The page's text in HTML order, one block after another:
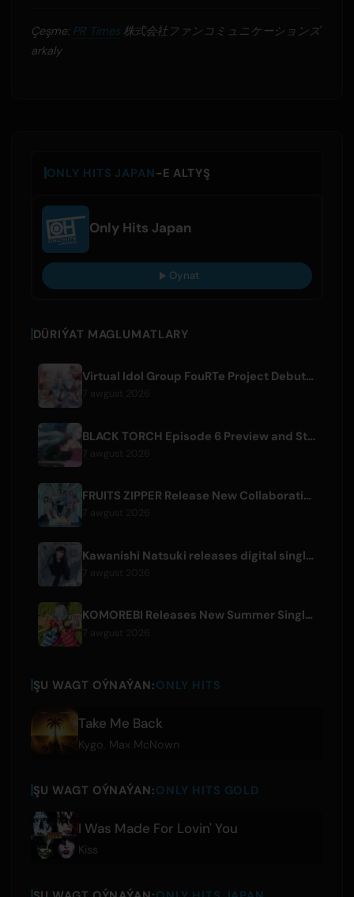
Çeşme: PR Times株式会社ファンコミュニケーションズ
arkaly
ONLY HITS JAPAN-E ALTYŞ
Only Hits Japan
Oynat
DÜRIÝAT MAGLUMATLARY
Virtual Idol Group FouRTe Project Debuts with 'ALL IN' Album Produced by m-flo's ☆Taku Takahashi
BLACK TORCH Episode 6 Preview and Streaming Details
FRUITS ZIPPER Release New Collaboration Song '1,2,3,FOOOOUR'
Kawanishi Natsuki releases digital single 'Sayonara wa Ichiban Kirei na Atashi de'
KOMOREBI Releases New Summer Single 'Letsu Natsu'
ŞU WAGT OÝNAÝAN:ONLY HITS
Take Me Back
Kygo Max McNown
ŞU WAGT OÝNAÝAN:ONLY HITS GOLD
I Was Made For Lovin' You
Kiss